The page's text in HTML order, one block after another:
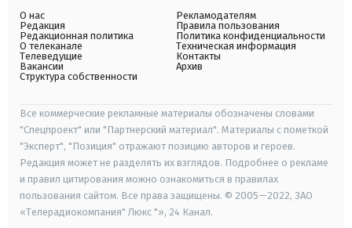
О нас
Редакция
Редакционная политика
О телеканале
Телеведущие
Вакансии
Структура собственности
Рекламодателям
Правила пользования
Политика конфиденциальности
Техническая информация
Контакты
Архив
Все коммерческие рекламные материалы обозначены словами
"Спецпроект" или "Партнерский материал". Материалы с пометкой
"Эксперт", "Позиция" отражают позицию авторов и героев.
Редакция может не разделять их взглядов. Подробнее о рекламе
и правил цитирования можно ознакомиться в правилах
пользования сайтом. Все права защищены. © 2005—2022, ЗАО
«Телерадиокомпания" Люкс "», 24 Канал.